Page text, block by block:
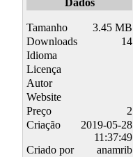
Dados
Tamanho
3.45 MB
Downloads
14
Idioma
Licença
Autor
Website
Preço
2
Criação
2019-05-28
11:37:49
Criado por
anamrib